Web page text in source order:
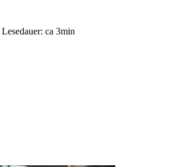
Lesedauer: ca 3min